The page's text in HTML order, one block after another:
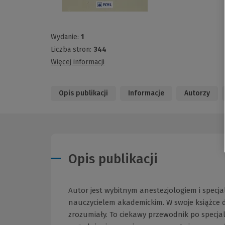
Wydanie: 1
Liczba stron: 344
Więcej informacji
Opis publikacji Informacje Autorzy
Opis publikacji
Autor jest wybitnym anestezjologiem i
nauczycielem akademickim. W swoje
zrozumiały. To ciekawy przewodnik po